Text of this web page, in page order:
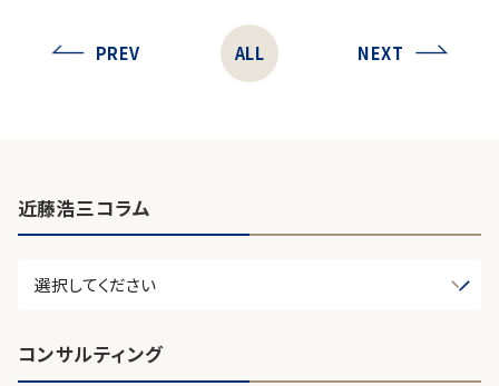
PREV ALL NEXT
近藤浩三コラム
コンサルティング